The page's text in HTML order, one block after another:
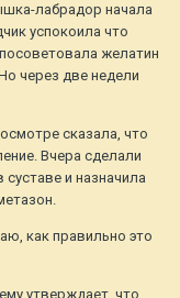
лабрадор начала
успокоила что
желатин
через две недели
сказала, что
Вчера сделали
и назначила
как правильно это
утверждает, что